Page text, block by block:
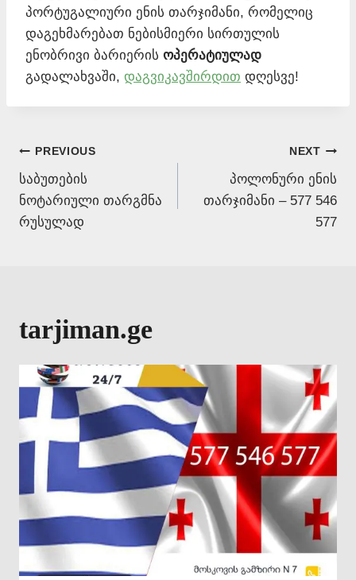
პორტუგალიური ენის თარჯიმანი, რომელიც
დაგეხმარებათ ნებისმიერი სირთულის
ენობრივი ბარიერის ოპერატიულად
გადალახვაში, დაგვიკავშირდით დღესვე!
Post
navigation
PREVIOUS
საბუთების
ნოტარიული თარგმნა
რუსულად
NEXT
პოლონური ენის
თარჯიმანი – 577 546
577
tarjiman.ge